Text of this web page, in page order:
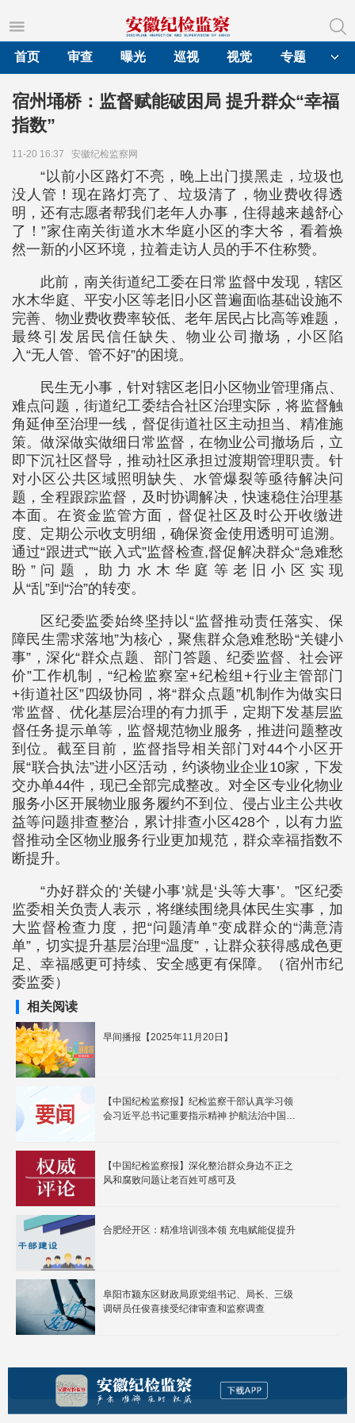
首页
审查 曝光 巡视 视觉 专题
宿州埇桥：监督赋能破困局 提升群众“幸福
指数”
11-20 16:37 安徽纪检监察网
“以前小区路灯不亮，晚上出门摸黑走，垃圾也
没人管！现在路灯亮了、垃圾清了，物业费收得透
明，还有志愿者帮我们老年人办事，住得越来越舒心
了！”家住南关街道水木华庭小区的李大爷，看着焕
然一新的小区环境，拉着走访人员的手不住称赞。
此前，南关街道纪工委在日常监督中发现，辖区
水木华庭、平安小区等老旧小区普遍面临基础设施不
完善、物业费收费率较低、老年居民占比高等难题，
最终引发居民信任缺失、物业公司撤场，小区陷
入“无人管、管不好”的困境。
民生无小事，针对辖区老旧小区物业管理痛点、
难点问题，街道纪工委结合社区治理实际，将监督触
角延伸至治理一线，督促街道社区主动担当、精准施
策。做深做实做细日常监督，在物业公司撤场后，立
即下沉社区督导，推动社区承担过渡期管理职责。针
对小区公共区域照明缺失、水管爆裂等亟待解决问
题，全程跟踪监督，及时协调解决，快速稳住治理基
本面。在资金监管方面，督促社区及时公开收缴进
度、定期公示收支明细，确保资金使用透明可追溯。
通过“跟进式”“嵌入式”监督检查,督促解决群众“急难愁
盼”问题，助力水木华庭等老旧小区实现
从“乱”到“治”的转变。
区纪委监委始终坚持以“监督推动责任落实、保
障民生需求落地”为核心，聚焦群众急难愁盼“关键小
事”，深化“群众点题、部门答题、纪委监督、社会评
价”工作机制，“纪检监察室+纪检组+行业主管部门
+街道社区”四级协同，将“群众点题”机制作为做实日
常监督、优化基层治理的有力抓手，定期下发基层监
督任务提示单等，监督规范物业服务，推进问题整改
到位。截至目前，监督指导相关部门对44个小区开
展“联合执法”进小区活动，约谈物业企业10家，下发
交办单44件，现已全部完成整改。对全区专业化物业
服务小区开展物业服务履约不到位、侵占业主公共收
益等问题排查整治，累计排查小区428个，以有力监
督推动全区物业服务行业更加规范，群众幸福指数不
断提升。
“办好群众的‘关键小事’就是‘头等大事’。”区纪委
监委相关负责人表示，将继续围绕具体民生实事，加
大监督检查力度，把“问题清单”变成群众的“满意清
单”，切实提升基层治理“温度”，让群众获得感成色更
足、幸福感更可持续、安全感更有保障。（宿州市纪
委监委）
相关阅读
早间播报【2025年11月20日】
【中国纪检监察报】纪检监察干部认真学习领
会习近平总书记重要指示精神 护航法治中国建
【中国纪检监察报】深化整治群众身边不正之
风和腐败问题让老百姓可感可及
合肥经开区：精准培训强本领 充电赋能促提升
阜阳市颍东区财政局原党组书记、局长、三级
调研员任俊喜接受纪律审查和监察调查